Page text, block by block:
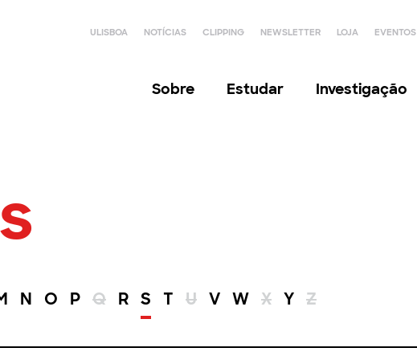
ULISBOA NOTÍCIAS CLIPPING NEWSLETTER LOJA EVENTOS
Sobre Estudar Investigação
N O P Q R S T U V W X Y Z